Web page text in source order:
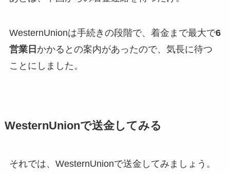
WesternUnionは手続きの段階で、着金まで最大で6
営業日 かかるとの案内があったので、気長に待つ
ことにしました。
WesternUnionで送金してみる
それでは、WesternUnionで送金してみましょう。